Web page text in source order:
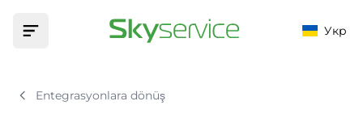
Укр
EvEntegrasyonlara dönüş